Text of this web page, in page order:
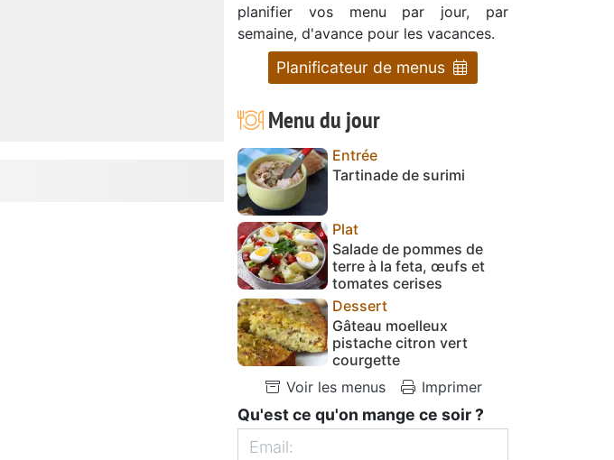
planifier vos menu par jour, par
semaine, d'avance pour les vacances.
Planificateur de menus
Menu du jour
Entrée
Tartinade de surimi
Plat
Salade de pommes de
terre à la feta, œufs et
tomates cerises
Dessert
Gâteau moelleux
pistache citron vert
courgette
Voir les menus
Imprimer
Qu'est ce qu'on mange ce soir ?